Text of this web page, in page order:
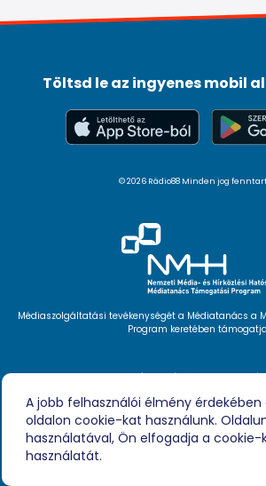
Hírlevél
Videóink
Podcast
Híreink
Impresszum
Töltsd le az ingyenes mobil
© 2026 Rádio88 Minden jog
Médiaszolgáltatási tevékenységét a Médiatanács a
Program keretében
A jobb felhasználói élmény érdekében
oldalon cookie-kat használunk.
használatával, Ön elfogadja a cookie-
használatát.